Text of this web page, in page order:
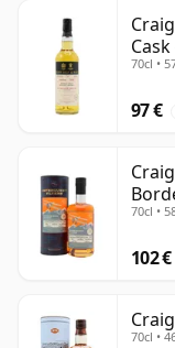
70cl •
97 €
70cl •
102 €
70cl •